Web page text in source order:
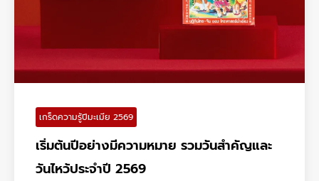
เกร็ดความรู้ปีมะเมีย 2569
เริ่มต้นปีอย่างมีความหมาย รวมวันสำคัญและ
วันไหว้ประจำปี 2569